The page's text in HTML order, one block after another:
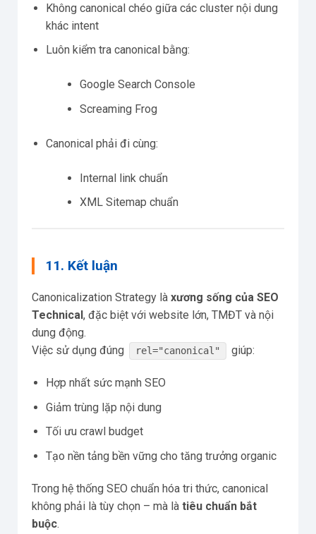
Không canonical chéo giữa các cluster nội dung
khác intent
Luôn kiểm tra canonical bằng:
Google Search Console
Screaming Frog
Canonical phải đi cùng:
Internal link chuẩn
XML Sitemap chuẩn
11. Kết luận
Canonicalization Strategy là xương sống của SEO
Technical , đặc biệt với website lớn, TMĐT và nội
dung động.
Việc sử dụng đúng
rel="canonical" giúp:
Hợp nhất sức mạnh SEO
Giảm trùng lặp nội dung
Tối ưu crawl budget
Tạo nền tảng bền vững cho tăng trưởng organic
Trong hệ thống SEO chuẩn hóa tri thức, canonical
không phải là tùy chọn – mà là tiêu chuẩn bắt
buộc.